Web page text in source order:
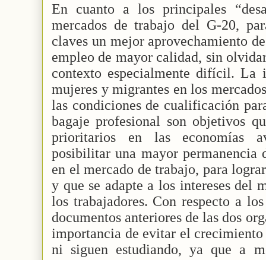
En cuanto a los principales
mercados de trabajo del G-20,
claves un mejor aprovechamiento
empleo de mayor calidad, sin
contexto especialmente difícil. La
mujeres y migrantes en los
las condiciones de cualificación
bagaje profesional son objetivos
prioritarios en las economías
posibilitar una mayor permanencia
en el mercado de trabajo, para
y que se adapte a los intereses del
los trabajadores. Con respecto a
documentos anteriores de las dos
importancia de evitar el
ni siguen estudiando, ya que a